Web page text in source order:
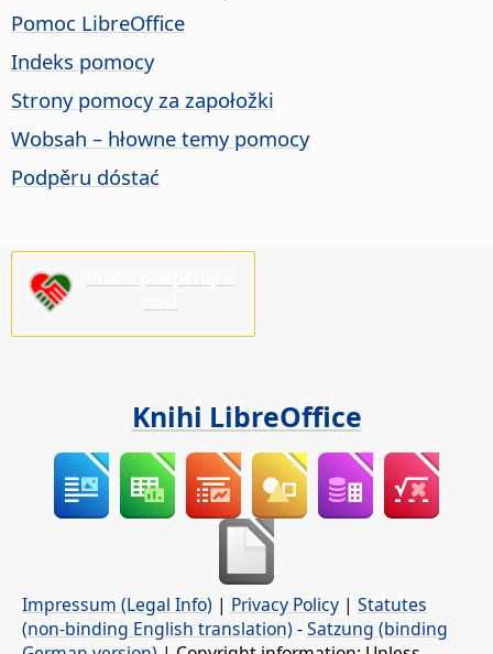
Pomoc LibreOffice
Indeks pomocy
Strony pomocy za zapołožki
Wobsah – hłowne temy pomocy
Podpěru dóstać
Knihi LibreOffice
Impressum (Legal Info) | Privacy Policy | Statutes
(non-binding English translation) -Satzung (binding